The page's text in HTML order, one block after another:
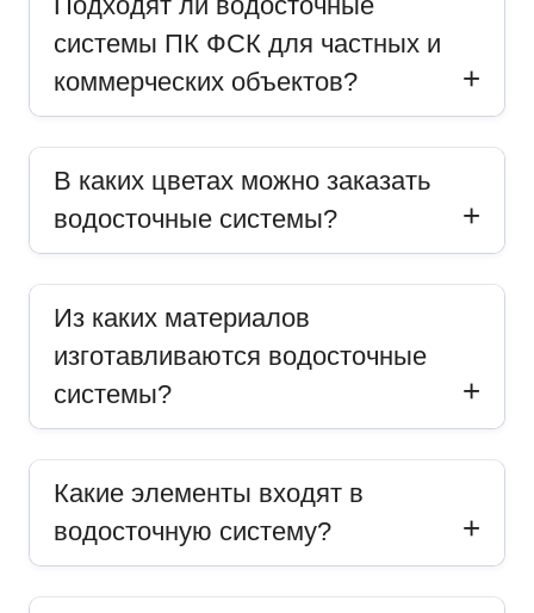
системы ПК ФСК для частных и
коммерческих объектов?
В каких цветах можно заказать
водосточные системы?
Из каких материалов
изготавливаются водосточные
системы?
Какие элементы входят в
водосточную систему?